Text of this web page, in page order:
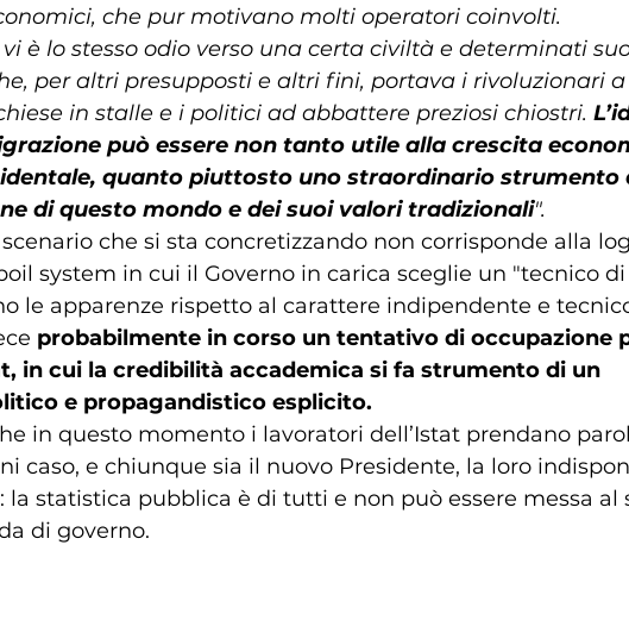
che pur motivano molti operatori coinvolti.
è lo stesso odio verso una certa civiltà e determinati
per altri presupposti e altri fini, portava i rivoluzionari a
in stalle e i politici ad abbattere preziosi chiostri.
può essere non tanto utile alla crescita
quanto piuttosto uno straordinario strumento
di questo mondo e dei suoi valori tradizionali".
scenario che si sta concretizzando non corrisponde alla
system in cui il Governo in carica sceglie un "tecnico di
le apparenze rispetto al carattere indipendente e
probabilmente in corso un tentativo di occupazione
in cui la credibilità accademica si fa strumento di un
e propagandistico esplicito.
in questo momento i lavoratori dell’Istat prendano
caso, e chiunque sia il nuovo Presidente, la loro
la statistica pubblica è di tutti e non può essere messa al
di governo.